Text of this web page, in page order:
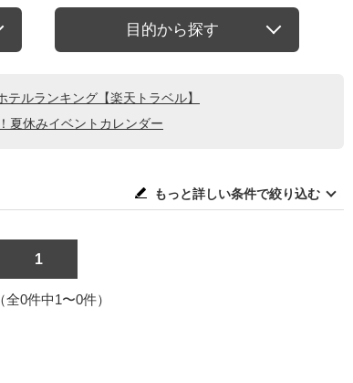
目的から探す
ルランキング【楽天トラベル】
夏休みイベントカレンダー
もっと詳しい条件で絞り込む
1
全0件中1〜0件）